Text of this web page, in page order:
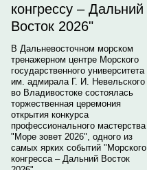
конгрессу – Дальний
Восток 2026"
В Дальневосточном морском
тренажерном центре Морского
государственного университета
им. адмирала Г. И. Невельского
во Владивостоке состоялась
торжественная церемония
открытия конкурса
профессионального мастерства
"Море зовет 2026", одного из
самых ярких событий "Морского
конгресса – Дальний Восток